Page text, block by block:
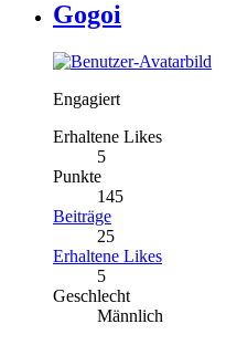
Gogoi
Engagiert
Erhaltene Likes
5
Punkte
145
Beiträge
25
Erhaltene Likes
5
Geschlecht
Männlich